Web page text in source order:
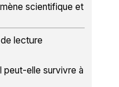
scientifique et
lecture
peut-elle survivre à